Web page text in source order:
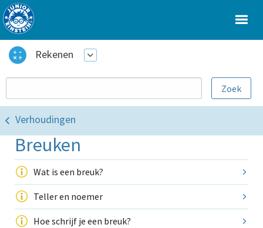
Rekenen
Verhoudingen
Breuken
Wat is een breuk?
Teller en noemer
Hoe schrijf je een breuk?